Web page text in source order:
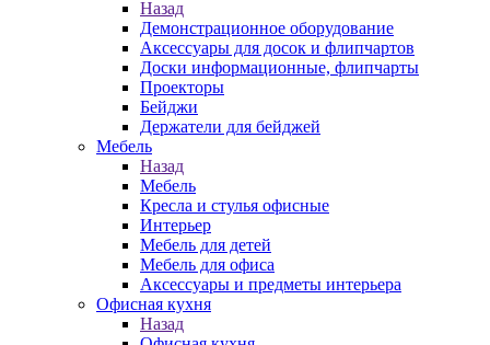
Назад
Демонстрационное оборудование
Аксессуары для досок и флипчартов
Доски информационные, флипчарты
Проекторы
Бейджи
Держатели для бейджей
Мебель
Назад
Мебель
Кресла и стулья офисные
Интерьер
Мебель для детей
Мебель для офиса
Аксессуары и предметы интерьера
Офисная кухня
Назад